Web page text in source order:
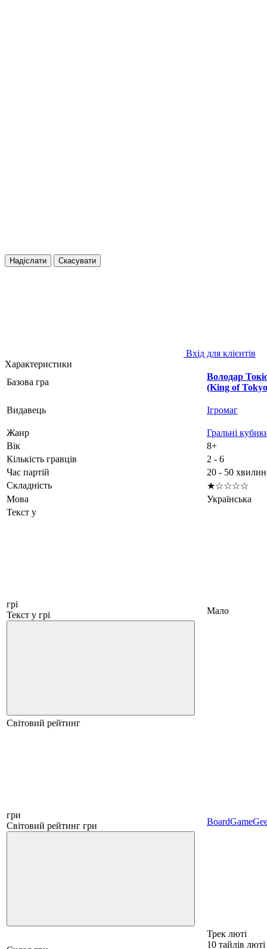
Надіслати Скасувати
Вхід для клієнтів
Характеристики
Базова гра
Володар
(King of
Видавець Ігромаг
Жанр
Гральні
Вік
8+
Кількість гравців
2 - 6
Час партій
20 - 50 хвилин
Складність
★☆☆☆☆
Мова
Українська
Текст у
грі
Текст у грі
Мало
Світовий рейтинг
гри
Світовий рейтинг гри
Трек люті
10 тайлів люті